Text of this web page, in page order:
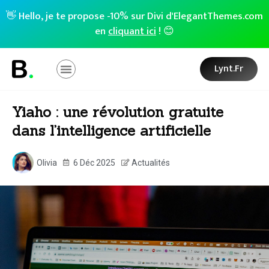
👋 Hello, je te propose -10% sur Divi d'ElegantThemes.com
encliquant ici! 😊
Lynt.fr
Yiaho : une révolution gratuite
dans l’intelligence artificielle
Olivia 6 Déc 2025 Actualités